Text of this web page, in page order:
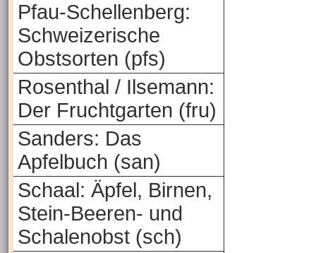
Pfau-Schellenberg:
Schweizerische
Obstsorten (pfs)
Rosenthal / Ilsemann:
Der Fruchtgarten (fru)
Sanders: Das
Apfelbuch (san)
Schaal: Äpfel, Birnen,
Stein-Beeren- und
Schalenobst (sch)